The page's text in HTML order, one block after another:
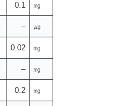
0.1 ㎎
– ㎍
0.02 ㎎
– ㎎
0.2 ㎎